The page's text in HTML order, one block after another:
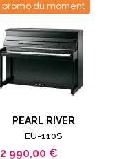
promo du moment
PEARL RIVER
EU-110S
2 990,00 €